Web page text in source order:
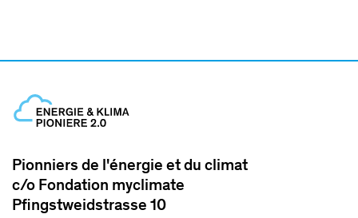
Pionniers de l'énergie et du climat
c/o Fondation myclimate
Pfingstweidstrasse 10